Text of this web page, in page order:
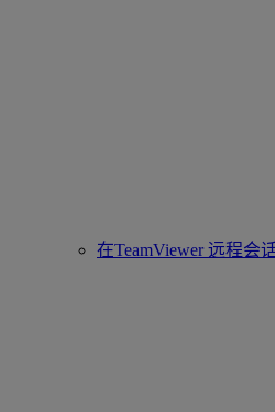
在TeamViewer 远程会